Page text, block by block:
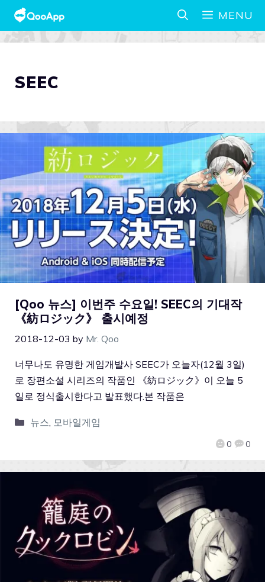
MENU
SEEC
[Qoo 뉴스] 이번주 수요일! SEEC의 기대작
《紡ロジック》 출시예정
2018-12-03 by Mr. Qoo
0 0
너무나도 유명한 게임개발사 SEEC가 오늘자(12월 3일)
로 장편소설 시리즈의 작품인 《紡ロジック》이 오늘 5
일로 정식출시한다고 발표했다.본 작품은
뉴스, 모바일게임